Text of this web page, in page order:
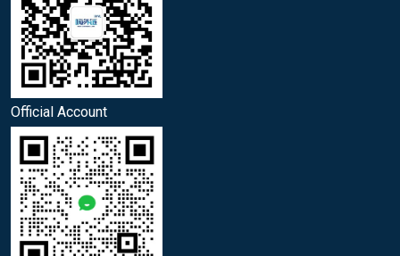
Official Account